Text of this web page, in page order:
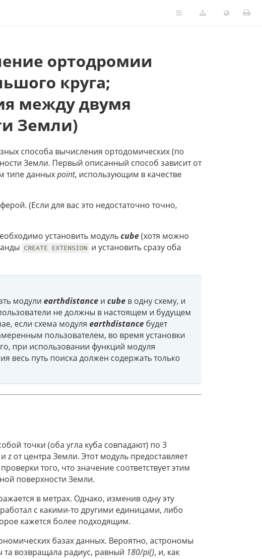
ортодромии
круга;
между двумя
Земли)
способа вычисления ортодомических (по
Земли. Первый описанный способ зависит от
типе данныхpoint, использующим в качестве
(Если для вас это недостаточно точно,
установить модульcube(хотя можно
CREATE EXTENSION и установить сразу оба
модули earthdistance и cube в одну схему, и
не должны в настоящем и будущем
если схема модуля earthdistance будет
пользователем, во время установки
при использовании функций модуля
весь путь поиска должен содержать только
точки (оба угла куба совпадают) по 3
от центра Земли. Этот модуль предоставляет
того, что значение соответствует этим
поверхности Земли.
в метрах. Однако, изменив одну эту
с какими-то другими единицами, либо
кажется более подходящим.
базах данных. Вероятно, астрономы
та возвращала радиус, равный 180/pi(), и, как